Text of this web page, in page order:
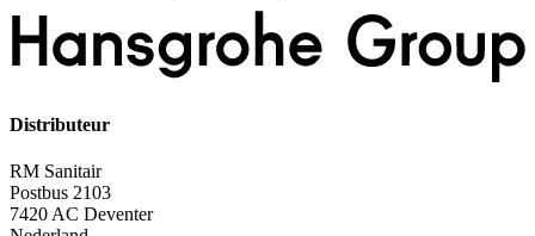
Distributeur
RM Sanitair
Postbus 2103
7420 AC Deventer